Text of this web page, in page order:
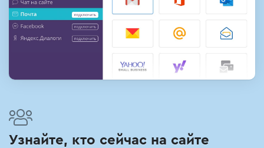
Узнайте, кто сейчас на сайте